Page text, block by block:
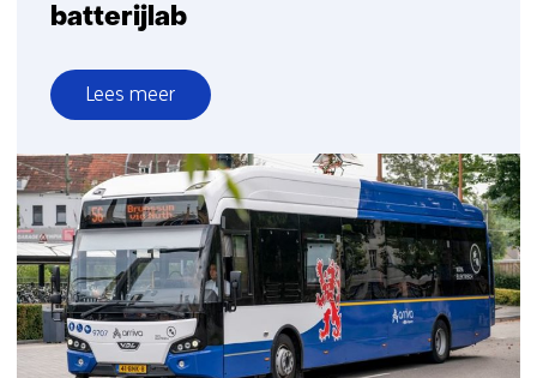
batterijlab
Lees meer
over
Batterijtechnologie;
4
ontwikkelingen
volgens
het
batterijlab